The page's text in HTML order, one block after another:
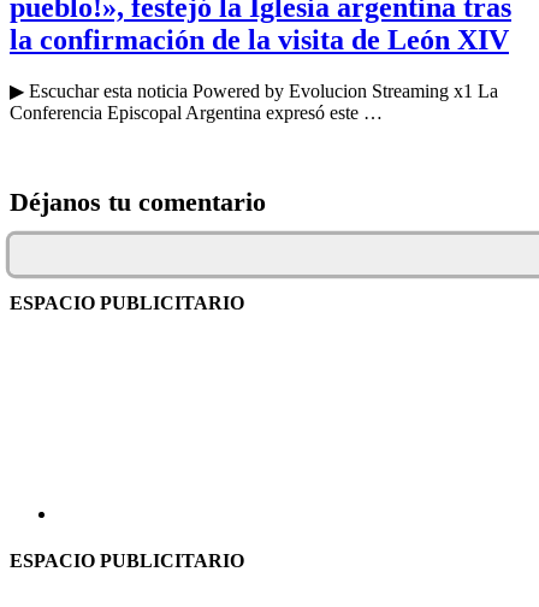
pueblo!», festejó la Iglesia argentina tras
la confirmación de la visita de León XIV
▶ Escuchar esta noticia Powered by Evolucion Streaming x1 La
Conferencia Episcopal Argentina expresó este …
Déjanos tu comentario
ESPACIO PUBLICITARIO
ESPACIO PUBLICITARIO